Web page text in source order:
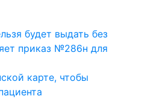
будет выдать без
приказ №286н для